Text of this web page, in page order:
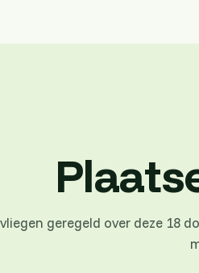
geregeld over deze 18